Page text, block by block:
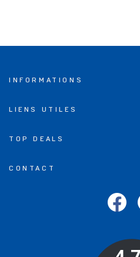
INFORMATIONS
LIENS UTILES
TOP DEALS
CONTACT